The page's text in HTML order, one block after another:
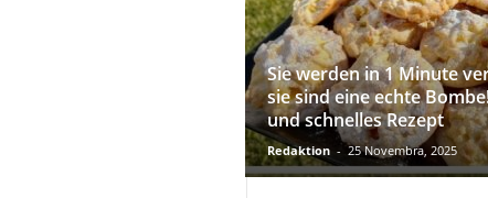
Sie werden in 1 Minute
sie sind eine echte
und schnelles Rezept
Redaktion - 25 Novembra, 2025